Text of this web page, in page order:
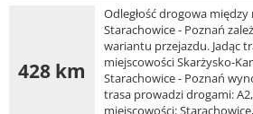
428 km
Odległość drogowa
Starachowice - Poznań
wariantu przejazdu. Jadąc
miejscowości Skarżysko-
Starachowice - Poznań
trasa prowadzi drogami: A2,
miejscowości: